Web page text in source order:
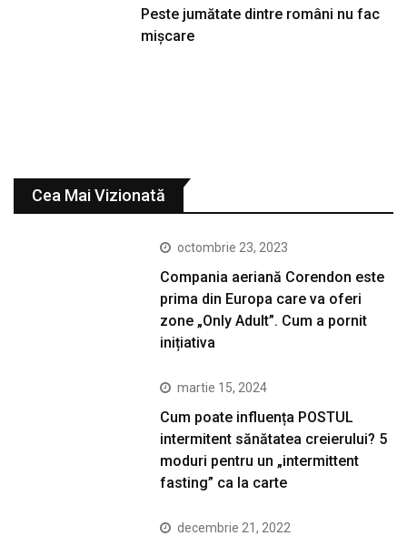
Peste jumătate dintre români nu fac
mișcare
Cea Mai Vizionată
octombrie 23, 2023
Compania aeriană Corendon este
prima din Europa care va oferi
zone „Only Adult”. Cum a pornit
inițiativa
martie 15, 2024
Cum poate influența POSTUL
intermitent sănătatea creierului? 5
moduri pentru un „intermittent
fasting” ca la carte
decembrie 21, 2022